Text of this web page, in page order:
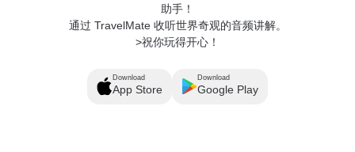
助手！
通过 TravelMate 收听世界奇观的音频讲解。
>祝你玩得开心！
Download
App Store
Download
Google Play